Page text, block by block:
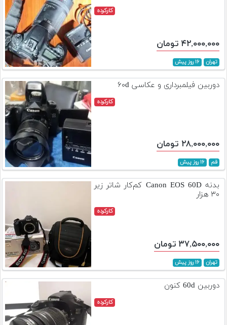
کارکرده
۴۲,۰۰۰,۰۰۰ تومان
تهران ۱۶ روز پیش
دوربین فیلمبرداری و عکاسی ۶۰d
کارکرده
۲۸,۰۰۰,۰۰۰ تومان
قم ۱۶ روز پیش
بدنه Canon EOS 60D کم‌کار شاتر زیر
۳۰ هزار
کارکرده
۳۷,۵۰۰,۰۰۰ تومان
تهران ۱۶ روز پیش
دوربین 60d کنون
کارکرده